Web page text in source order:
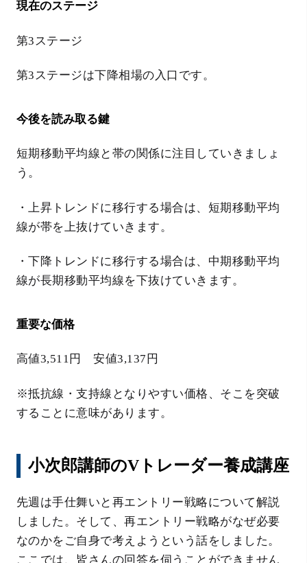
現在のステージ
第3ステージ
第3ステージは下降相場の入口です。
今後を読み取る鍵
短期移動平均線と帯の関係に注目していきましょ
う。
・上昇トレンドに移行する場合は、短期移動平均
線が帯を上抜けていきます。
・下降トレンドに移行する場合は、中期移動平均
線が長期移動平均線を下抜けていきます。
重要な価格
高値3,511円 安値3,137円
※抵抗線・支持線となりやすい価格、そこを突破
することに意味があります。
小次郎講師のVトレーダー養成講座
先週は手仕舞いと再エントリー戦略について解説
しました。そして、再エントリー戦略がなぜ必要
なのかをご自身で考えようという話をしました。
ここでは、皆さんの回答を伺うことができません